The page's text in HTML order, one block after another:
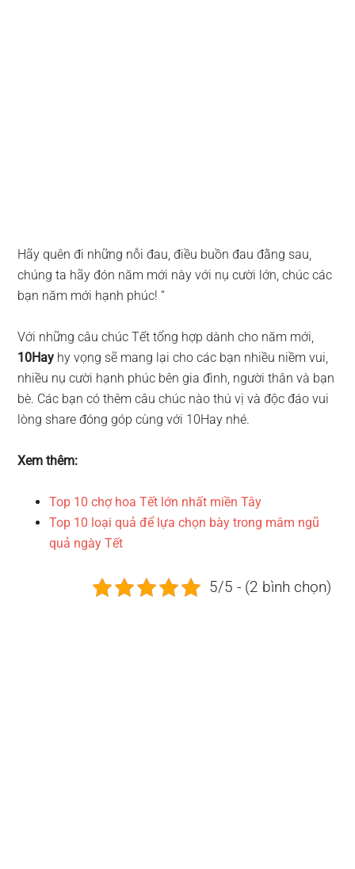
Hãy quên đi những nỗi đau, điều buồn đau đằng sau,
chúng ta hãy đón năm mới này với nụ cười lớn, chúc các
bạn năm mới hạnh phúc! “
Với những câu chúc Tết tổng hợp dành cho năm mới,
10Hay hy vọng sẽ mang lại cho các bạn nhiều niềm vui,
nhiều nụ cười hạnh phúc bên gia đình, người thân và bạn
bè. Các bạn có thêm câu chúc nào thú vị và độc đáo vui
lòng share đóng góp cùng với 10Hay nhé.
Xem thêm:
Top 10 chợ hoa Tết lớn nhất miền Tây
Top 10 loại quả để lựa chọn bày trong mâm ngũ
quả ngày Tết
5/5 - (2 bình chọn)